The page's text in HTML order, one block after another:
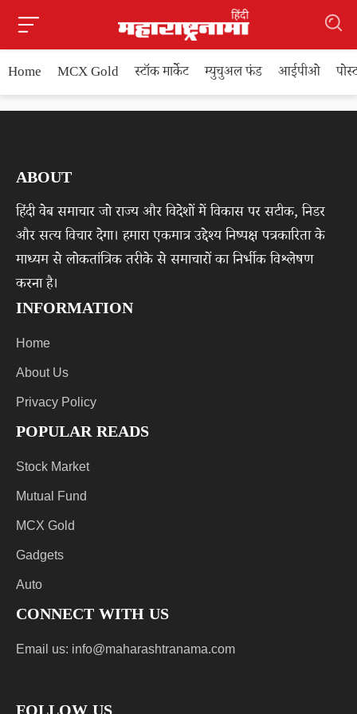
Home MCX Gold स्टॉक मार्केट म्युचुअल फंड आईपीओ
ABOUT
हिंदी वेब समाचार जो राज्य और विदेशों में विकास पर सटीक, निडर
और सत्य विचार देगा। हमारा एकमात्र उद्देश्य निष्पक्ष पत्रकारिता के
माध्यम से लोकतांत्रिक तरीके से समाचारों का निर्भीक विश्लेषण
करना है।
INFORMATION
Home
About Us
Privacy Policy
POPULAR READS
Stock Market
Mutual Fund
MCX Gold
Gadgets
Auto
CONNECT WITH US
Email us: info@maharashtranama.com